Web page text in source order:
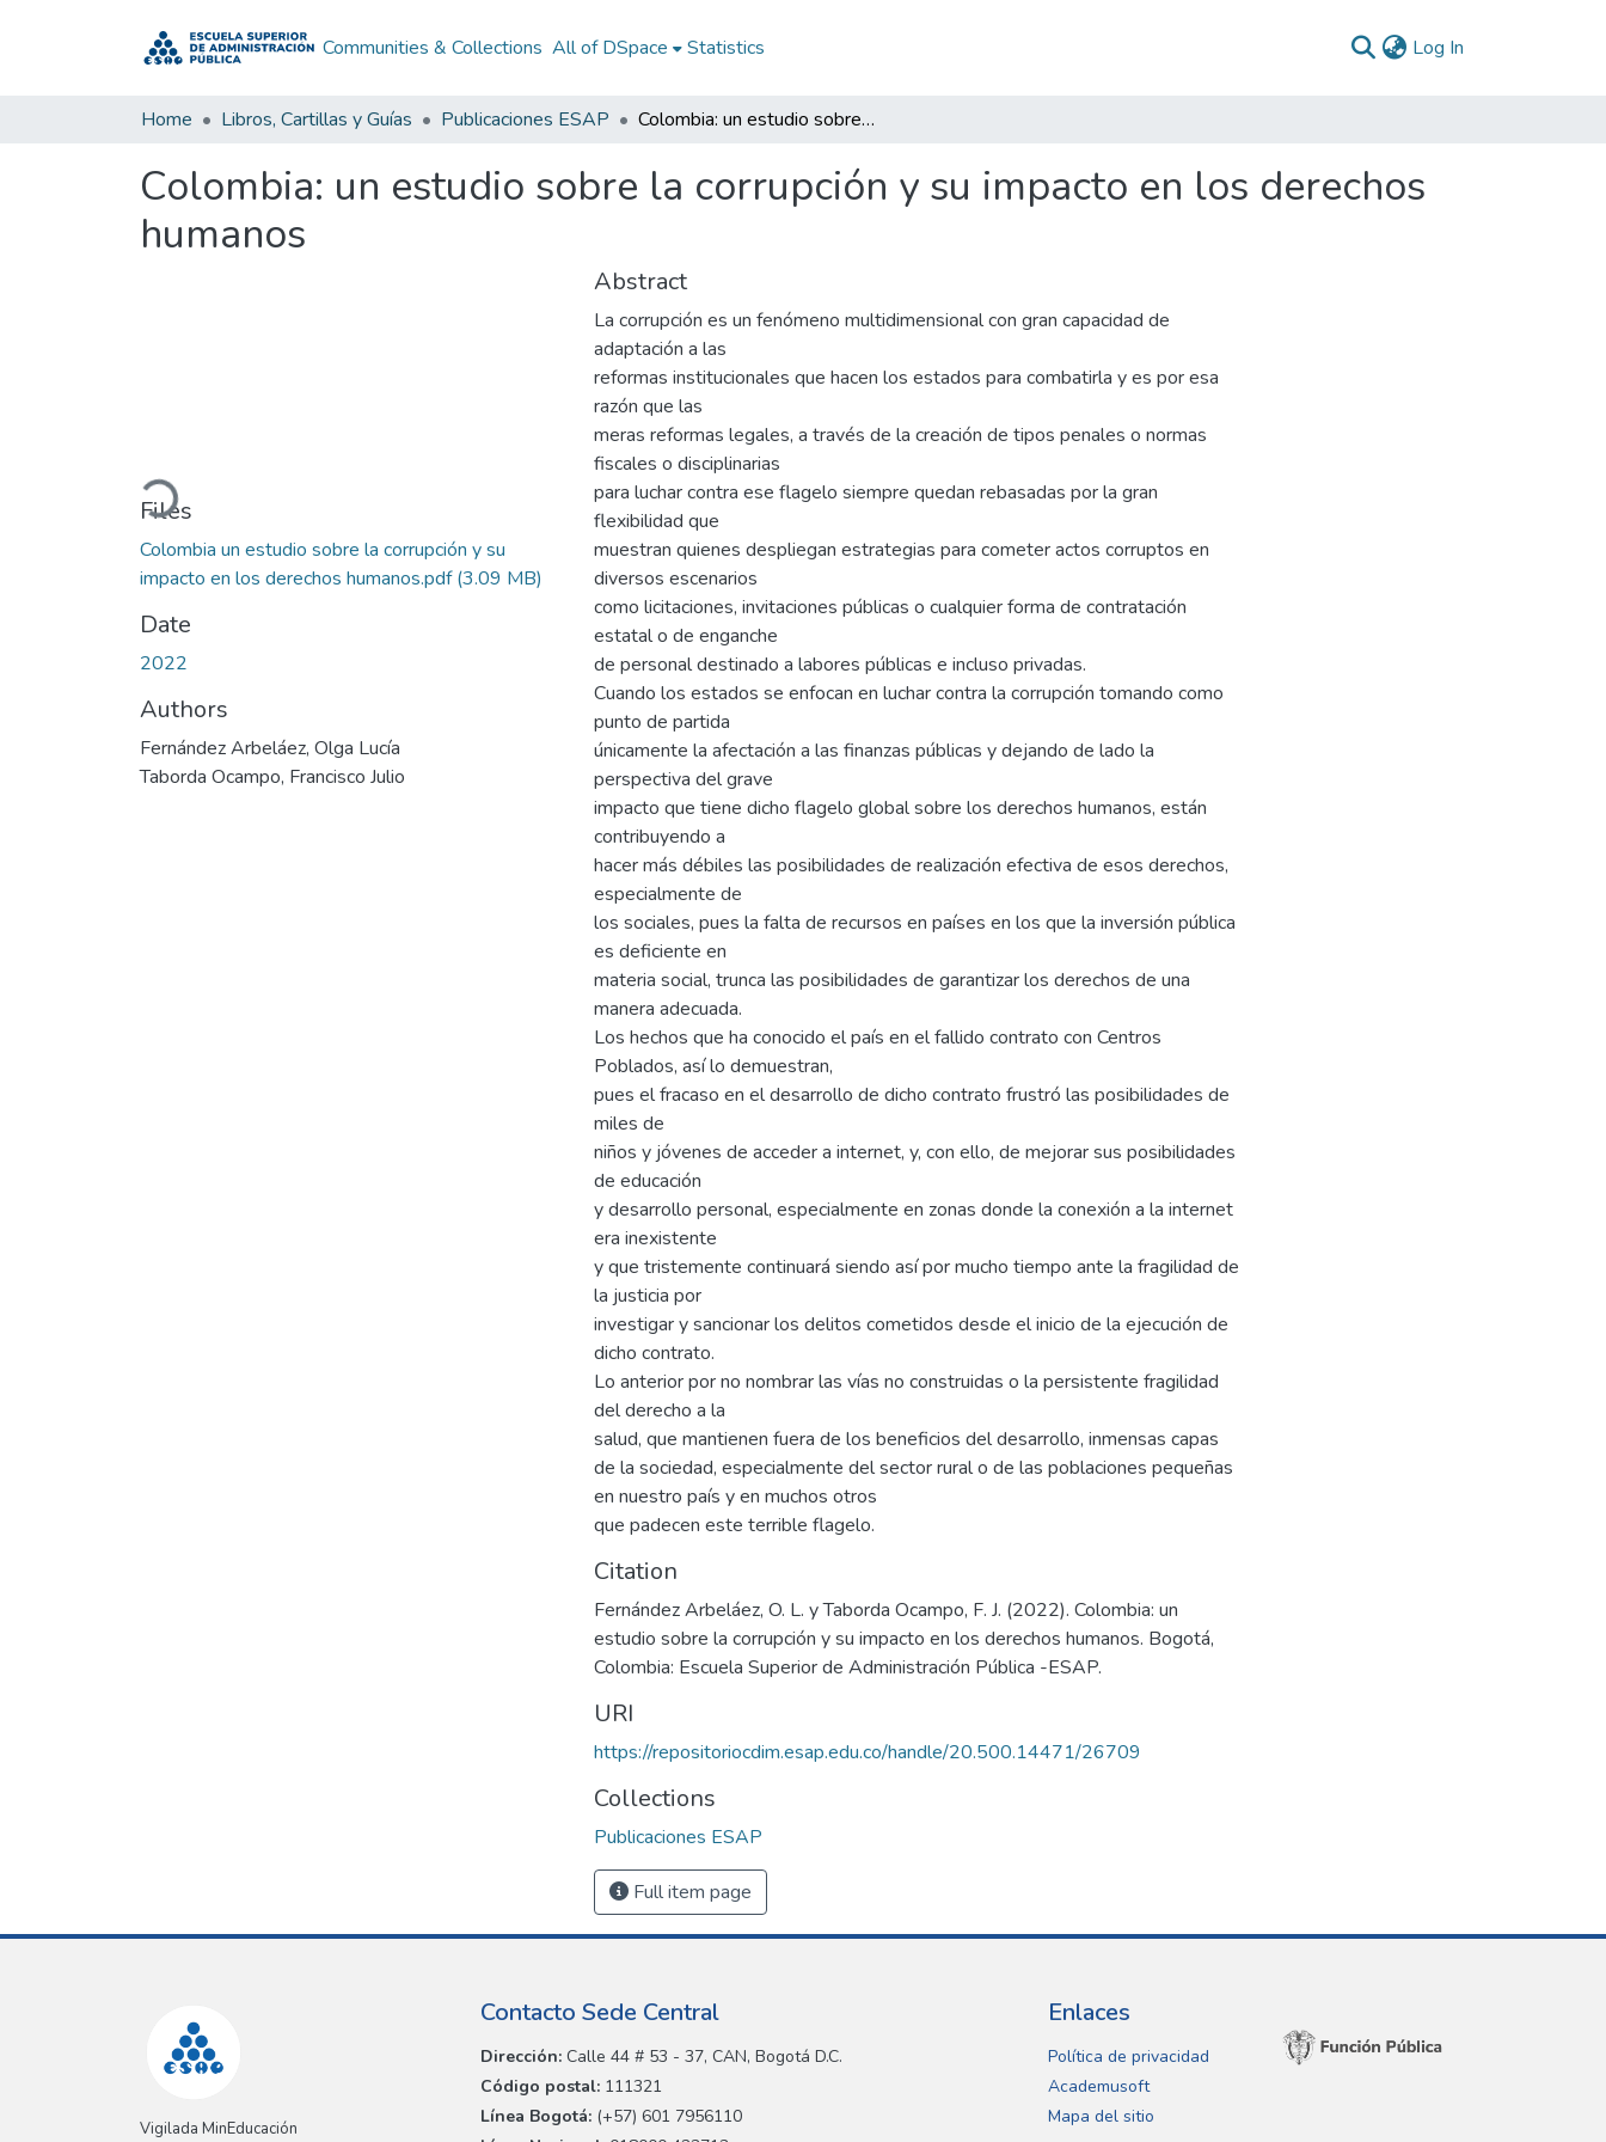
Communities & Collections All of DSpace Statistics Log In
Home Libros, Cartillas y Guías Publicaciones ESAP Colombia: un estudio sobre la corrupción y su impacto en los derechos humanos
Colombia: un estudio sobre la corrupción y su impacto en los derechos
humanos
Loading...
Files
Colombia un estudio sobre la corrupción y su
impacto en los derechos humanos.pdf(3.09 MB)
Date
2022
Authors
Fernández Arbeláez, Olga Lucía
Taborda Ocampo, Francisco Julio
Abstract
La corrupción es un fenómeno multidimensional con gran capacidad de
adaptación a las
reformas institucionales que hacen los estados para combatirla y es por esa
razón que las
meras reformas legales, a través de la creación de tipos penales o normas
fiscales o disciplinarias
para luchar contra ese flagelo siempre quedan rebasadas por la gran
flexibilidad que
muestran quienes despliegan estrategias para cometer actos corruptos en
diversos escenarios
como licitaciones, invitaciones públicas o cualquier forma de contratación
estatal o de enganche
de personal destinado a labores públicas e incluso privadas.
Cuando los estados se enfocan en luchar contra la corrupción tomando como
punto de partida
únicamente la afectación a las finanzas públicas y dejando de lado la
perspectiva del grave
impacto que tiene dicho flagelo global sobre los derechos humanos, están
contribuyendo a
hacer más débiles las posibilidades de realización efectiva de esos derechos,
especialmente de
los sociales, pues la falta de recursos en países en los que la inversión pública
es deficiente en
materia social, trunca las posibilidades de garantizar los derechos de una
manera adecuada.
Los hechos que ha conocido el país en el fallido contrato con Centros
Poblados, así lo demuestran,
pues el fracaso en el desarrollo de dicho contrato frustró las posibilidades de
miles de
niños y jóvenes de acceder a internet, y, con ello, de mejorar sus posibilidades
de educación
y desarrollo personal, especialmente en zonas donde la conexión a la internet
era inexistente
y que tristemente continuará siendo así por mucho tiempo ante la fragilidad de
la justicia por
investigar y sancionar los delitos cometidos desde el inicio de la ejecución de
dicho contrato.
Lo anterior por no nombrar las vías no construidas o la persistente fragilidad
del derecho a la
salud, que mantienen fuera de los beneficios del desarrollo, inmensas capas
de la sociedad, especialmente del sector rural o de las poblaciones pequeñas
en nuestro país y en muchos otros
que padecen este terrible flagelo.
Citation
Fernández Arbeláez, O. L. y Taborda Ocampo, F. J. (2022). Colombia: un
estudio sobre la corrupción y su impacto en los derechos humanos. Bogotá,
Colombia: Escuela Superior de Administración Pública -ESAP.
URI
https://repositoriocdim.esap.edu.co/handle/20.500.14471/26709
Collections
Publicaciones ESAP
Full item page
Vigilada MinEducación
Contacto Sede Central
Dirección: Calle 44 # 53 - 37, CAN, Bogotá D.C.
Código postal: 111321
Línea Bogotá: (+57) 601 7956110
Enlaces
Política de privacidad
Academusoft
Mapa del sitio